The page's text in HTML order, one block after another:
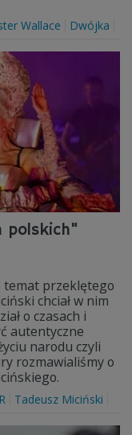
Wallace Dwójka
polskich"
temat przeklętego
chciał w nim
o czasach i
autentyczne
narodu czyli
rozmawialiśmy o
Tadeusz Miciński